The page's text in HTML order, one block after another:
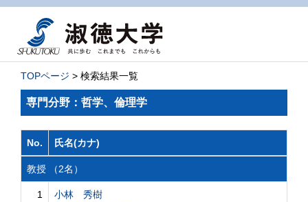
TOPページ > 検索結果一覧
専門分野：哲学、倫理学
No. 氏名(カナ)
教授 （2名）
1
小林 秀樹